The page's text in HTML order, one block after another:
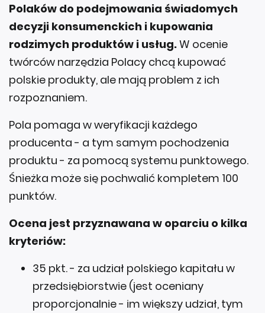
Polaków do podejmowania świadomych
decyzji konsumenckich i kupowania
rodzimych produktów i usług.W ocenie
twórców narzędzia Polacy chcą kupować
polskie produkty, ale mają problem z ich
rozpoznaniem.
Pola pomaga w weryfikacji każdego
producenta - a tym samym pochodzenia
produktu - za pomocą systemu punktowego.
Śnieżka może się pochwalić kompletem 100
punktów.
Ocena jest przyznawana w oparciu o kilka
kryteriów:
35 pkt. - za udział polskiego kapitału w
przedsiębiorstwie (jest oceniany
proporcjonalnie - im większy udział, tym